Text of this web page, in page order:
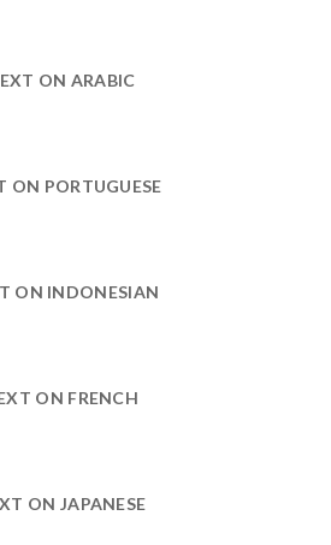
ON ARABIC
ON PORTUGUESE
ON INDONESIAN
ON FRENCH
ON JAPANESE